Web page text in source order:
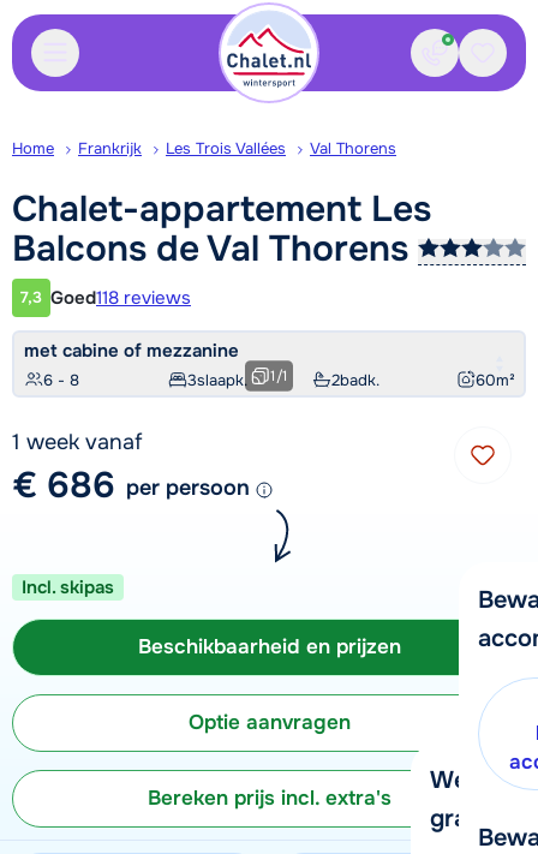
Contact
We
graag
Home Frankrijk Les Trois Vallées Val Thorens
Chalet-appartement Les
Balcons de Val Thorens
Klantwaardering
7,3 Goed118 reviews
met cabine of mezzanine
6 - 8 3slaapk. 2badk. 60m²
1/1
1 week vanaf
€ 686 per persoon
Incl. skipas
Beschikbaarheid en prijzen
Optie aanvragen
Bereken prijs incl. extra's